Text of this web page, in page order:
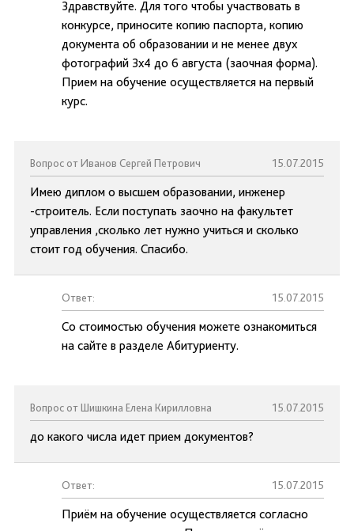
Здравствуйте. Для того чтобы участвовать в
конкурсе, приносите копию паспорта, копию
документа об образовании и не менее двух
фотографий 3х4 до 6 августа (заочная форма).
Прием на обучение осуществляется на первый
курс.
Вопрос от Иванов Сергей Петрович 15.07.2015
Имею диплом о высшем образовании, инженер
-строитель. Если поступать заочно на факультет
управления ,сколько лет нужно учиться и сколько
стоит год обучения. Спасибо.
Ответ: 15.07.2015
Со стоимостью обучения можете ознакомиться
на сайте в разделе Абитуриенту.
Вопрос от Шишкина Елена Кирилловна 15.07.2015
до какого числа идет прием документов?
Ответ: 15.07.2015
Приём на обучение осуществляется согласно